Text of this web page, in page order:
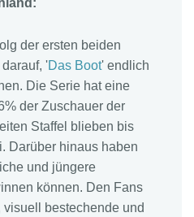
der ersten beiden
'Das Boot' endlich
Die Serie hat eine
der Zuschauer der
Staffel blieben bis
Darüber hinaus haben
und jüngere
können. Den Fans
bestechende und